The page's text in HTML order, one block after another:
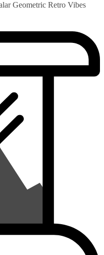
Geometric Retro Vibes